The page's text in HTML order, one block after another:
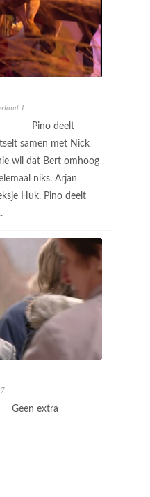
1
Pino deelt
samen met Nick
wil dat Bert omhoog
niks. Arjan
Huk. Pino deelt
Geen extra